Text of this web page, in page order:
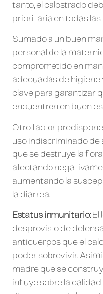
tanto, el calostrado
prioritaria en todas
Sumado a un buen
personal de la
comprometido en
adecuadas de higiene
clave para garantizar
encuentren en buen
Otro factor
uso indiscriminado de
que se destruye la
afectando
aumentando la
la diarrea.
Estatus inmunitario: El
desprovisto de
anticuerpos que el
poder sobrevivir.
madre que se
influye sobre la calidad